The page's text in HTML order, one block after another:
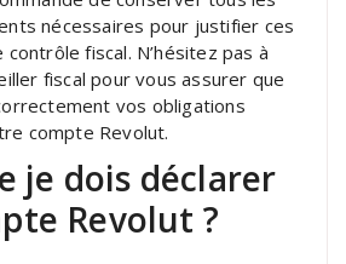
nécessaires pour justifier ces
fiscal. N’hésitez pas à
fiscal pour vous assurer que
vos obligations
compte Revolut.
je dois déclarer
Revolut ?